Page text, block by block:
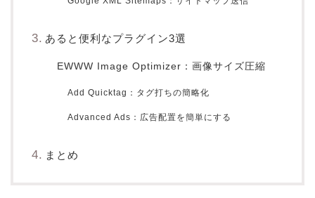
あると便利なプラグイン3選
EWWW Image Optimizer：画像サイズ圧縮
Add Quicktag：タグ打ちの簡略化
Advanced Ads：広告配置を簡単にする
まとめ